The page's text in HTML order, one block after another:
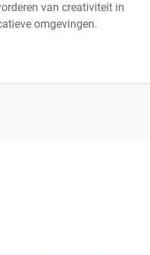
van creativiteit in
omgevingen.